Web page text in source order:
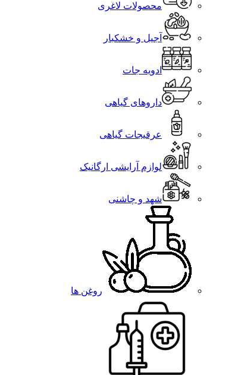
محصولات لاغری
آجیل و خشکبار
ادویه جات
داروهای گیاهی
عرقیجات گیاهی
لوازم آرایشی ارگانیک
شهد و چاشنی
روغن ها